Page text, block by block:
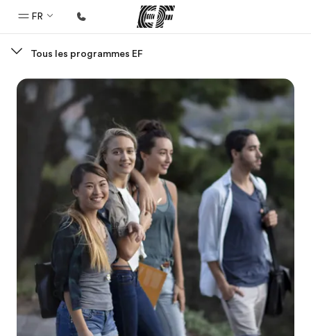
FR
Bienvenue chez EF
Programmes
Bureaux
Trouver un bureau
A propos de nous
Qui sommes-nous ?
EF recrute
Rejoignez nos équipes
Tous les programmes EF